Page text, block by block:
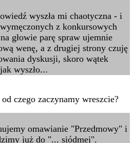
wyszła mi chaotyczna - i
z konkursowych
głowie parę spraw ujemnie
wenę, a z drugiej strony czuję
dyskusji, skoro wątek
wyszło...
czego zaczynamy wreszcie?
omawianie "Przedmowy" i
już do "... siódmej".